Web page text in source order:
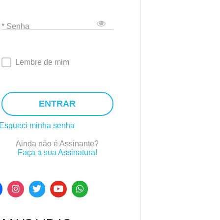
* Senha
Lembre de mim
ENTRAR
Esqueci minha senha
Ainda não é Assinante?
Faça a sua Assinatura!